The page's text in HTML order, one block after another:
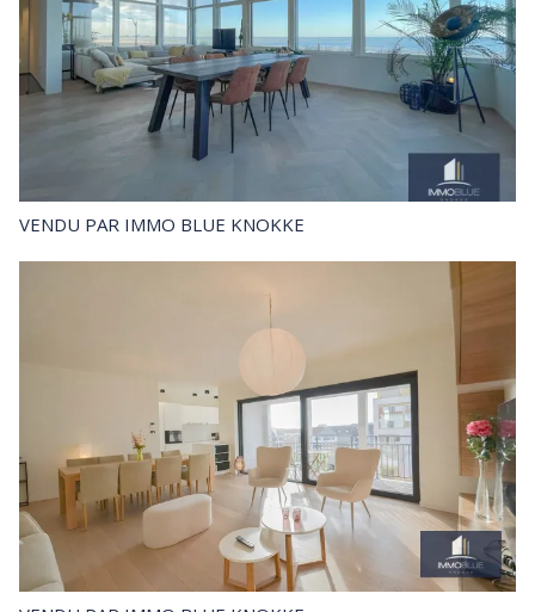
VENDU PAR IMMO BLUE KNOKKE